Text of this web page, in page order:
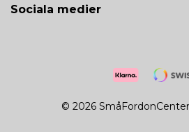
Sociala medier
© 2026